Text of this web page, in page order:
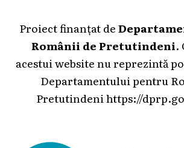
Proiect finanțat de
Românii de Pretutindeni.
acestui website nu reprezintă
Departamentului pentru
Pretutindeni https://